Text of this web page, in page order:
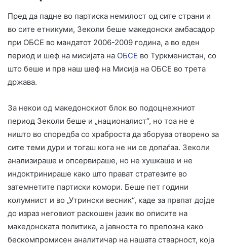
Пред да падне во партиска немилост од сите страни и
во сите етникуми, Зеколи беше македонски амбасадор
при ОБСЕ во мандатот 2006-2009 година, а во еден
период и шеф на мисијата на ОБСЕ во Туркменистан, со
што беше и прв наш шеф на Мисија на ОБСЕ во трета
држава.
За некои од македонскиот блок во подоцнежниот
период Зеколи беше и „националист“, но тоа не е
ништо во споредба со храброста да зборува отворено за
сите теми дури и тогаш кога не ни се допаѓаа. Зеколи
анализираше и опсервираше, но не хушкаше и не
индоктринираше како што прават стратезите во
затемнетите партиски комори. Беше пет години
колумнист и во „Утрински весник“, каде за првпат дојде
до израз неговиот раскошен јазик во описите на
македонската политика, а јавноста го препозна како
бескомпромисен аналитичар на нашата стварност, која